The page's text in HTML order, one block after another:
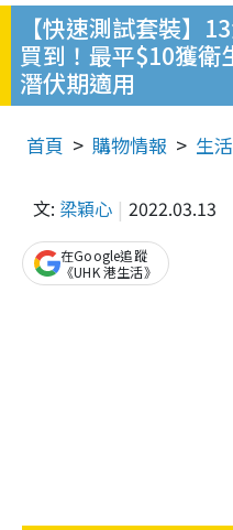
【快速測試套裝】
買到！最平$10獲
潛伏期適用
首頁 購物情報 生
文: 梁穎心 2022.03.13
在Google追蹤
《UHK 港生活》